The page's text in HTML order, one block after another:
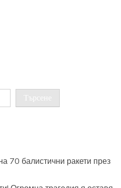
Търсене
70 балистични ракети през